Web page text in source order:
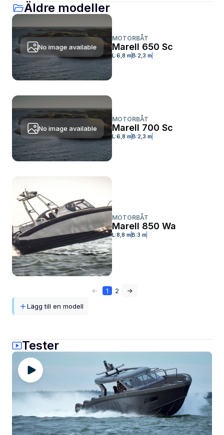
Äldre modeller
No image available
MOTORBÅT
Marell 650 Sc
L:6,8 mB:2,3 m
No image available
MOTORBÅT
Marell 700 Sc
L:6,8 mB:2,3 m
MOTORBÅT
Marell 850 Wa
L:8,8 mB:3 m
<- 1 2
->
Lägg till en modell
Tester